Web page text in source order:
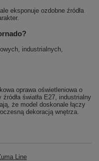
eksponuje ozdobne źródła
industrialnych,
oprawa oświetleniowa o
światła E27, industrialny
że model doskonale łączy
dekoracją wnętrza.
Line